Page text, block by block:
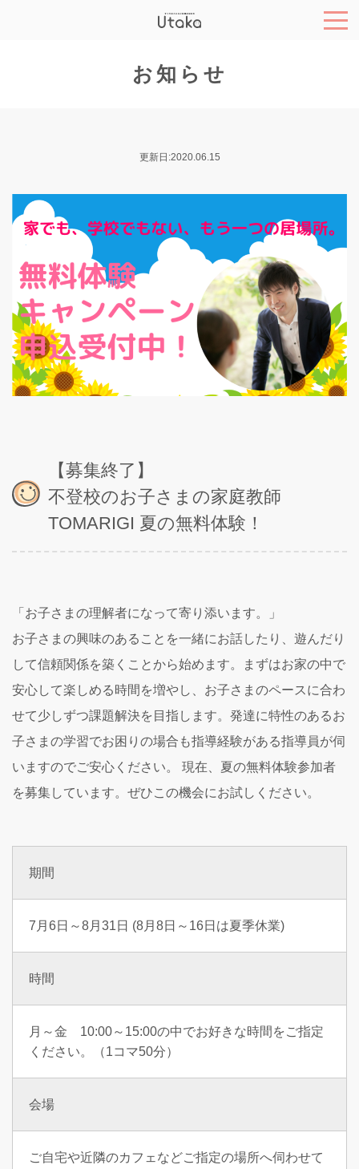
お知らせ
更新日:2020.06.15
【募集終了】
不登校のお子さまの家庭教師
TOMARIGI 夏の無料体験！
「お子さまの理解者になって寄り添います。」
お子さまの興味のあることを一緒にお話したり、遊んだり
して信頼関係を築くことから始めます。まずはお家の中で
安心して楽しめる時間を増やし、お子さまのペースに合わ
せて少しずつ課題解決を目指します。発達に特性のあるお
子さまの学習でお困りの場合も指導経験がある指導員が伺
いますのでご安心ください。 現在、夏の無料体験参加者
を募集しています。ぜひこの機会にお試しください。
期間
7月6日～8月31日 (8月8日～16日は夏季休業)
時間
月～金 10:00～15:00の中でお好きな時間をご指定
ください。（1コマ50分）
会場
ご自宅や近隣のカフェなどご指定の場所へ伺わせて